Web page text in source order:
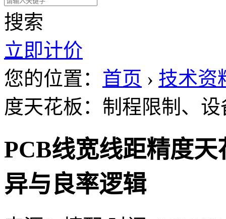
搜索
立即计价
您的位置： 首页 › 技术资
度天花板：制程限制、
PCB线宽线距精度
异与良率逻辑